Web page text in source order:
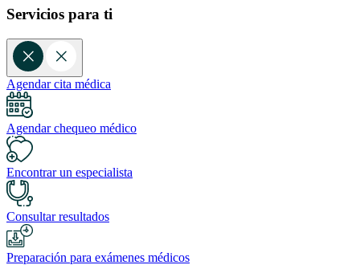
Servicios para ti
Agendar cita médica
Agendar chequeo médico
Encontrar un especialista
Consultar resultados
Preparación para exámenes médicos